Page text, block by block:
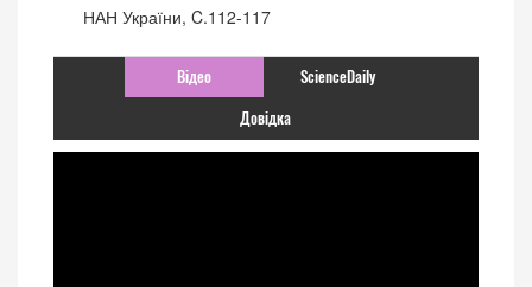
НАН України, C.112-117
Відео ScienceDaily
Довідка